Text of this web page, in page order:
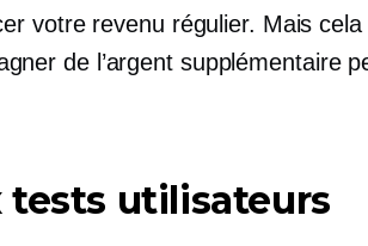
votre revenu régulier. Mais
de l’argent supplémentaire
tests utilisateurs